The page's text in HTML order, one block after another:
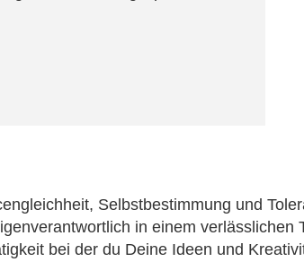
Selbstbestimmung und
in einem verlässlichen
bei der du Deine Ideen und